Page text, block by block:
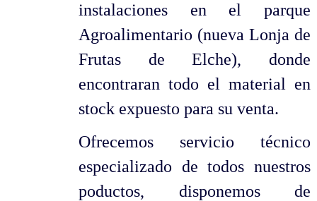
instalaciones en el parque
Agroalimentario (nueva Lonja de
Frutas de Elche), donde
encontraran todo el material en
stock expuesto para su venta.
Ofrecemos servicio técnico
especializado de todos nuestros
poductos, disponemos de